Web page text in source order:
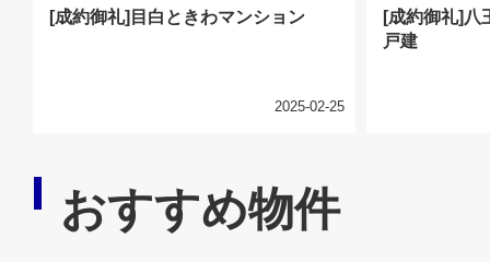
[成約御礼]目白ときわマンション
2025-02-25
[成約御礼]八
戸建
おすすめ物件